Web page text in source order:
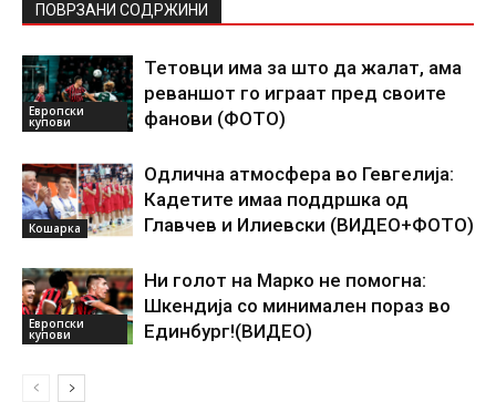
ПОВРЗАНИ СОДРЖИНИ
Европски
купови
Тетовци има за што да жалат, ама
реваншот го играат пред своите
фанови (ФОТО)
Кошарка
Одлична атмосфера во Гевгелија:
Кадетите имаа поддршка од
Главчев и Илиевски (ВИДЕО+ФОТО)
Европски
купови
Ни голот на Марко не помогна:
Шкендија со минимален пораз во
Единбург!(ВИДЕО)